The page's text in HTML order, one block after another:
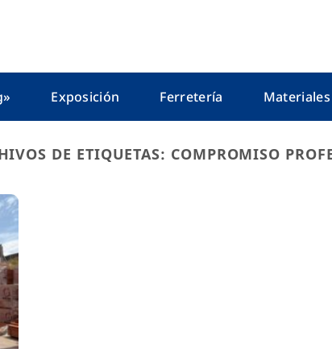
Exposición Ferretería
DE ETIQUETAS: COMPROMISO